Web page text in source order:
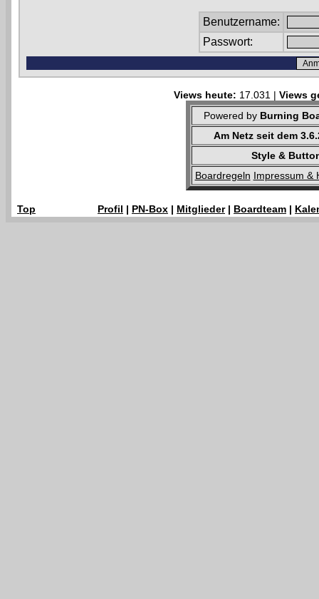
Benutzername:
Passwort:
Views heute: 17.031 | Views
Powered by Burning
Am Netz seit dem
Style &
Boardregeln Impressum &
Top Profil | PN-Box | Mitglieder| Boardteam |